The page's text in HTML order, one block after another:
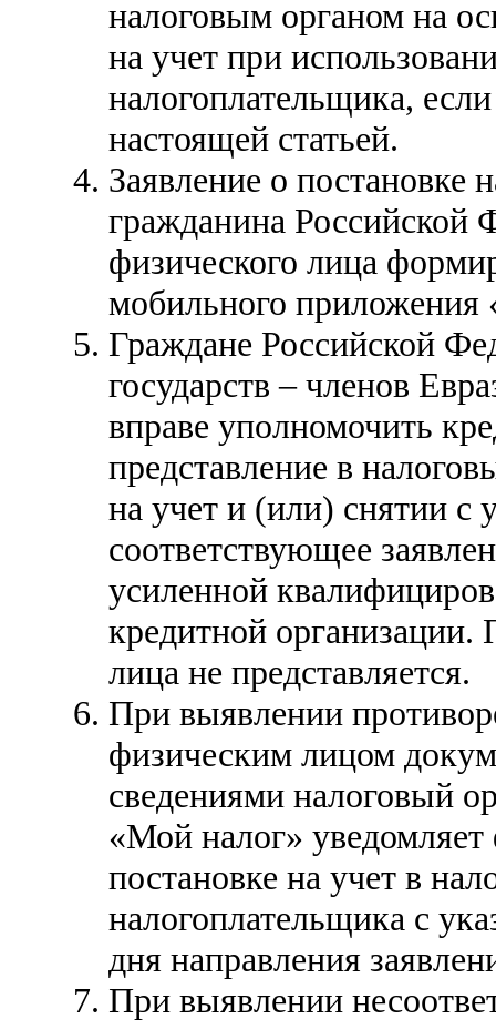
налоговым органом на
на учет при
налогоплательщика,
настоящей статьей.
Заявление о постановке
гражданина Российской
физического лица
мобильного приложения
Граждане Российской
государств – членов
вправе уполномочить
представление в
на учет и (или) снятии с
соответствующее
усиленной
кредитной
лица не представляется.
При выявлении
физическим лицом
сведениями налоговый
«Мой налог» уведомляет
постановке на учет в
налогоплательщика с
дня направления
При выявлении